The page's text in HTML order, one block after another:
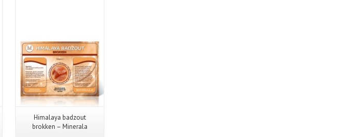
Himalaya badzout
brokken – Minerala